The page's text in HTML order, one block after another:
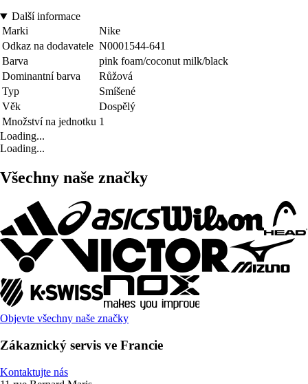
Další informace
Marki
Nike
Odkaz na dodavatele N0001544-641
Barva
pink foam/coconut milk/black
Dominantní barva
Růžová
Typ
Smíšené
Věk
Dospělý
Množství na jednotku 1
Loading...
Loading...
Všechny naše značky
Objevte všechny naše značky
Zákaznický servis ve Francie
Kontaktujte nás